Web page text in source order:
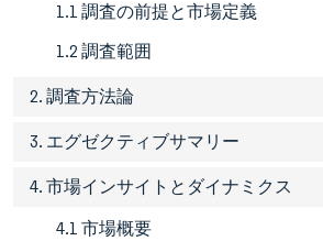
1.1 調査の前提と市場定義
1.2 調査範囲
2. 調査方法論
3. エグゼクティブサマリー
4. 市場インサイトとダイナミクス
4.1 市場概要